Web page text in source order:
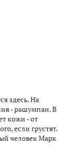
здесь. На
- рашумпаи. В
кожи - от
если грустят.
человек Марк